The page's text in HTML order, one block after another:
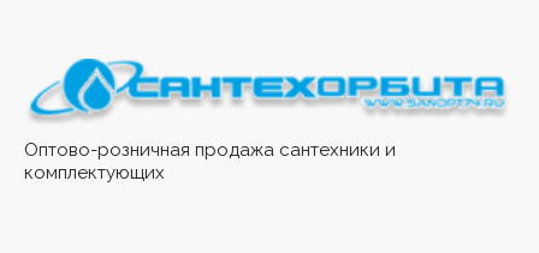
Оптово-розничная продажа сантехники и
комплектующих